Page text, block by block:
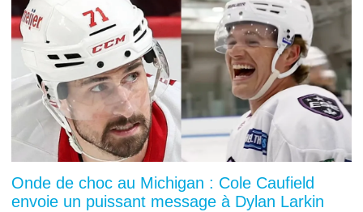
Onde de choc au Michigan : Cole Caufield
envoie un puissant message à Dylan Larkin